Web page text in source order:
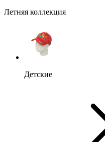
Летняя коллекция
Детские